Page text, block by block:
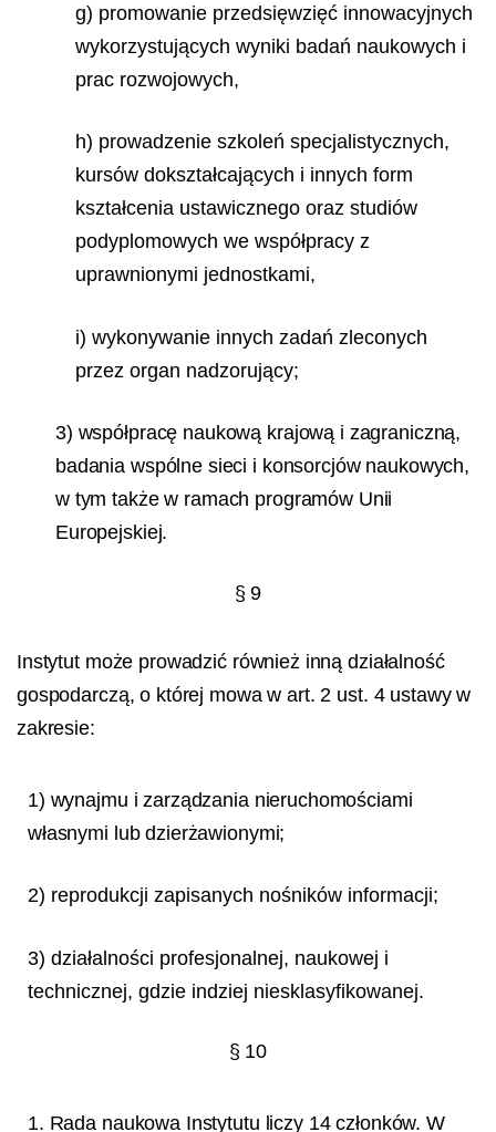
g) promowanie przedsięwzięć innowacyjnych
wykorzystujących wyniki badań naukowych i
prac rozwojowych,
h) prowadzenie szkoleń specjalistycznych,
kursów dokształcających i innych form
kształcenia ustawicznego oraz studiów
podyplomowych we współpracy z
uprawnionymi jednostkami,
i) wykonywanie innych zadań zleconych
przez organ nadzorujący;
3) współpracę naukową krajową i zagraniczną,
badania wspólne sieci i konsorcjów naukowych,
w tym także w ramach programów Unii
Europejskiej.
§ 9
Instytut może prowadzić również inną działalność
gospodarczą, o której mowa w art. 2 ust. 4 ustawy w
zakresie:
1) wynajmu i zarządzania nieruchomościami
własnymi lub dzierżawionymi;
2) reprodukcji zapisanych nośników informacji;
3) działalności profesjonalnej, naukowej i
technicznej, gdzie indziej niesklasyfikowanej.
§ 10
1. Rada naukowa Instytutu liczy 14 członków. W